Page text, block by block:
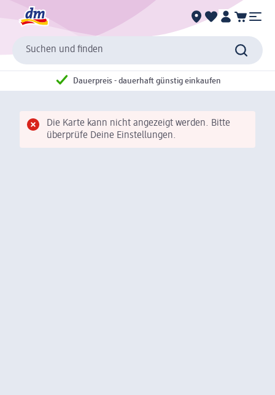
Suchen und finden
Dauerpreis - dauerhaft günstig einkaufen
Die Karte kann nicht angezeigt werden. Bitte
überprüfe Deine Einstellungen.